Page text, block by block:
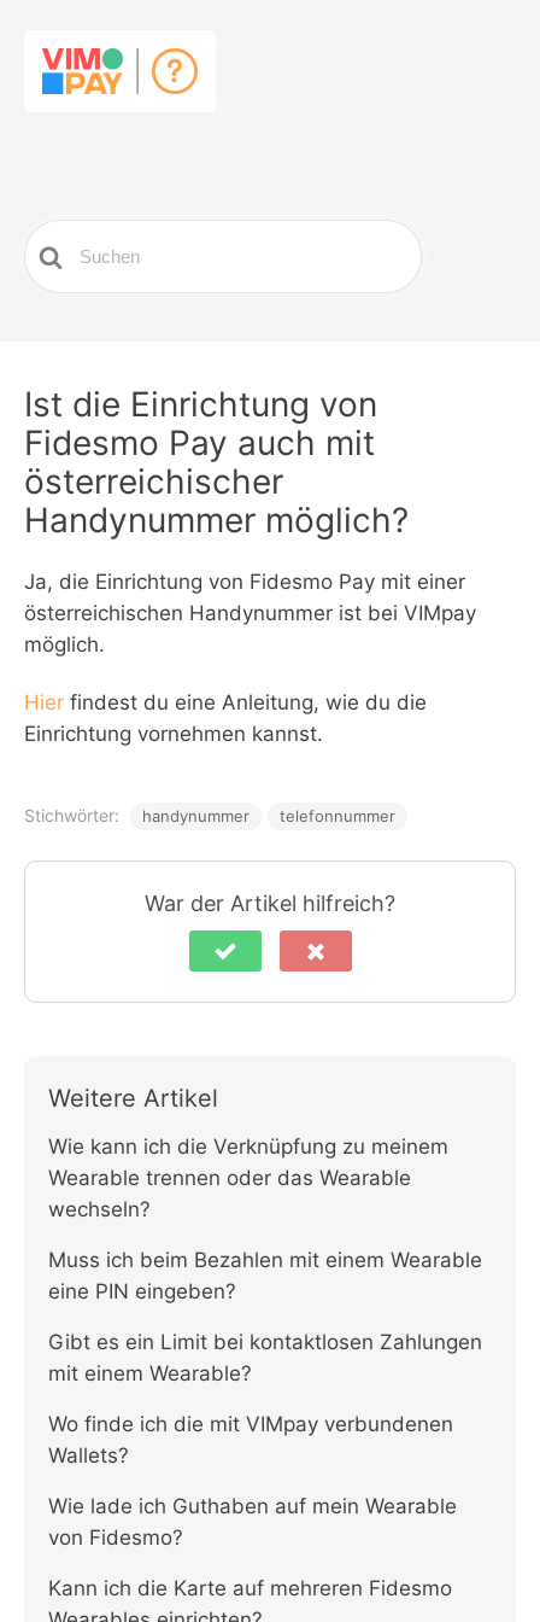
Search
For
Ist die Einrichtung von
Fidesmo Pay auch mit
österreichischer
Handynummer möglich?
Ja, die Einrichtung von Fidesmo Pay mit einer
österreichischen Handynummer ist bei VIMpay
möglich.
Hier findest du eine Anleitung, wie du die
Einrichtung vornehmen kannst.
Stichwörter: handynummer telefonnummer
War der Artikel hilfreich?
Weitere Artikel
Wie kann ich die Verknüpfung zu meinem
Wearable trennen oder das Wearable
wechseln?
Muss ich beim Bezahlen mit einem Wearable
eine PIN eingeben?
Gibt es ein Limit bei kontaktlosen Zahlungen
mit einem Wearable?
Wo finde ich die mit VIMpay verbundenen
Wallets?
Wie lade ich Guthaben auf mein Wearable
von Fidesmo?
Kann ich die Karte auf mehreren Fidesmo